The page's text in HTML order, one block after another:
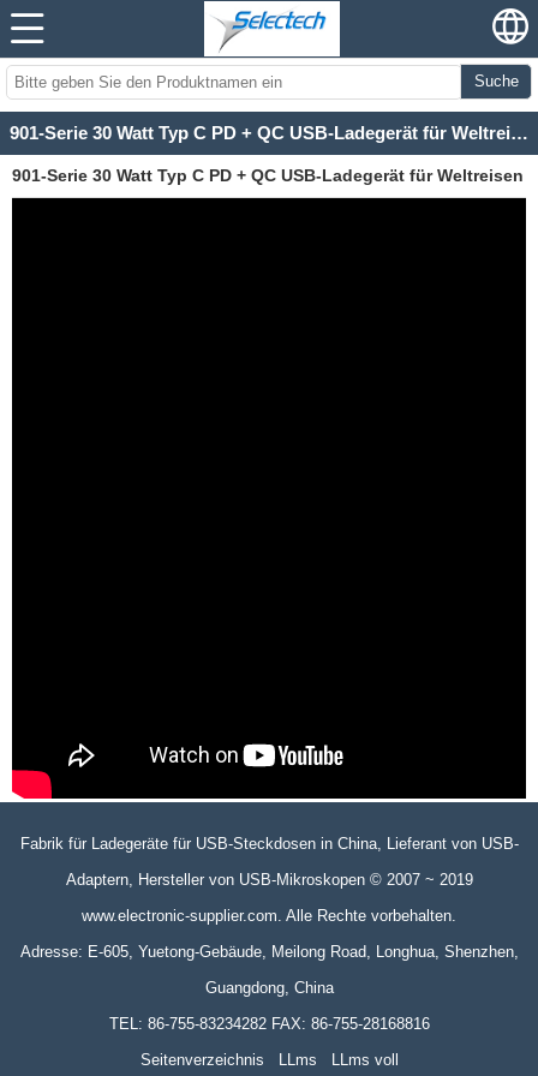
Suche
901-Serie 30 Watt Typ C PD + QC USB-Ladegerät für Weltreisen
901-Serie 30 Watt Typ C PD + QC USB-Ladegerät für Weltreisen
Fabrik für Ladegeräte für USB-Steckdosen in China, Lieferant von USB-
Adaptern, Hersteller von USB-Mikroskopen © 2007 ~ 2019
www.electronic-supplier.com. Alle Rechte vorbehalten.
Adresse: E-605, Yuetong-Gebäude, Meilong Road, Longhua, Shenzhen,
Guangdong, China
TEL: 86-755-83234282 FAX: 86-755-28168816
Seitenverzeichnis
LLms LLms voll